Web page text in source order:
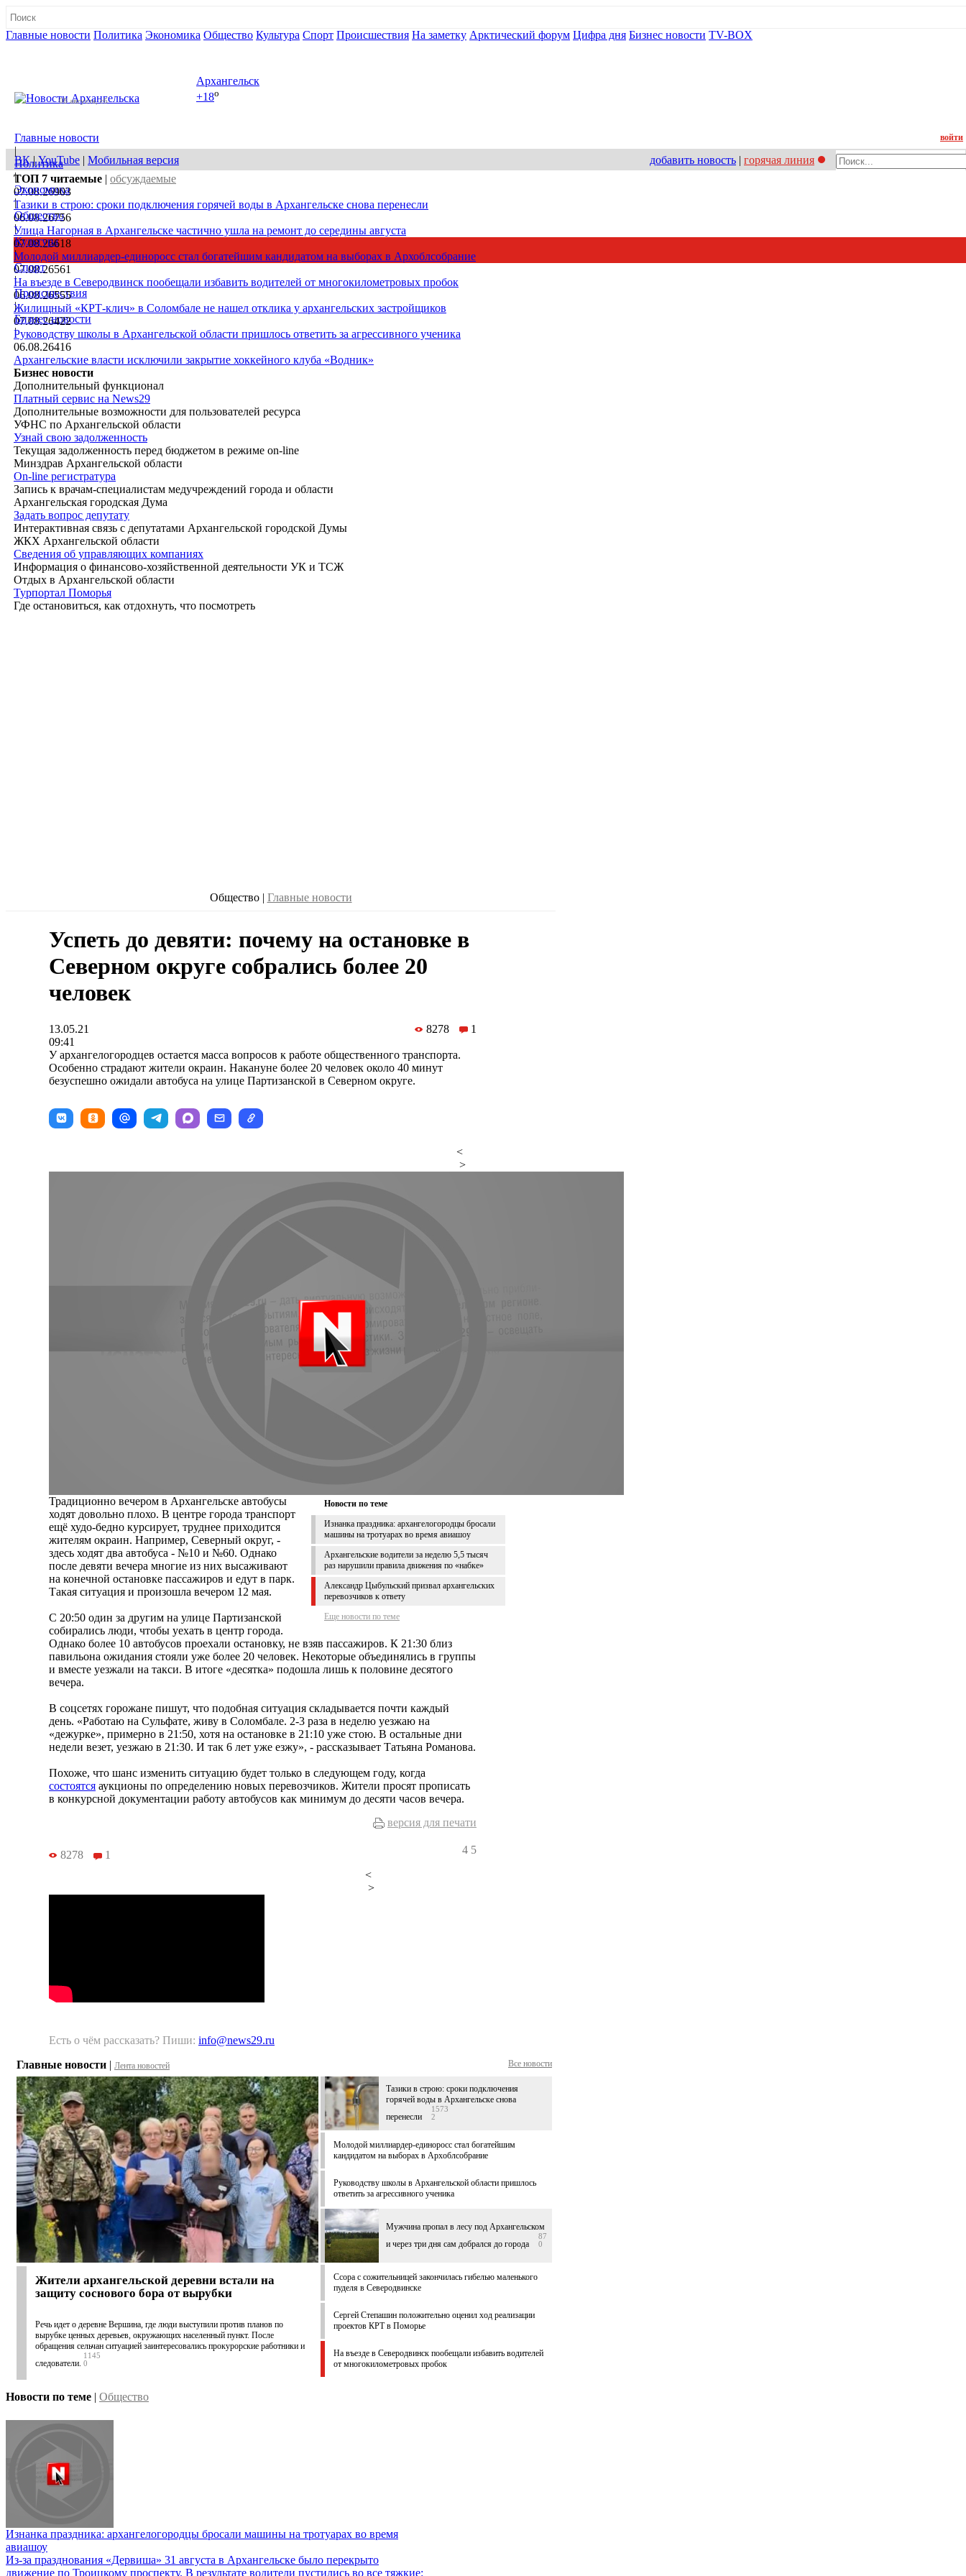
Главные новости Политика Экономика Общество Культура Спорт Происшествия На заметку Арктический форум Цифра дня Бизнес новости TV-BOX
08 августа, сб
Архангельск
+18o
Главные новости
|
Политика
|
Экономика
|
Общество
|
Культура
|
Спорт
|
Происшествия
|
Бизнес новости
|
войти
ВК|YouTube | Мобильная версия добавить новость | горячая линия
ТОП 7 читаемые | обсуждаемые
07.08.26903
Тазики в строю: сроки подключения горячей воды в Архангельске снова перенесли
06.08.26756
Улица Нагорная в Архангельске частично ушла на ремонт до середины августа
07.08.26618
Молодой миллиардер-единоросс стал богатейшим кандидатом на выборах в Архоблсобрание
07.08.26561
На въезде в Северодвинск пообещали избавить водителей от многокилометровых пробок
06.08.26555
Жилищный «КРТ-клич» в Соломбале не нашел отклика у архангельских застройщиков
07.08.26422
Руководству школы в Архангельской области пришлось ответить за агрессивного ученика
06.08.26416
Архангельские власти исключили закрытие хоккейного клуба «Водник»
Бизнес новости
Дополнительный функционал
Платный сервис на News29
Дополнительные возможности для пользователей ресурса
УФНС по Архангельской области
Узнай свою задолженность
Текущая задолженность перед бюджетом в режиме on-line
Минздрав Архангельской области
On-line регистратура
Запись к врачам-специалистам медучреждений города и области
Архангельская городская Дума
Задать вопрос депутату
Интерактивная связь с депутатами Архангельской городской Думы
ЖКХ Архангельской области
Сведения об управляющих компаниях
Информация о финансово-хозяйственной деятельности УК и ТСЖ
Отдых в Архангельской области
Турпортал Поморья
Где остановиться, как отдохнуть, что посмотреть
Общество | Главные новости
Успеть до девяти: почему на остановке в
Северном округе собрались более 20
человек
13.05.21
09:41
8278 1
У архангелогородцев остается масса вопросов к работе общественного транспорта.
Особенно страдают жители окраин. Накануне более 20 человек около 40 минут
безуспешно ожидали автобуса на улице Партизанской в Северном округе.
<
>
Новости по теме
Изнанка праздника: архангелогородцы бросали
машины на тротуарах во время авиашоу
Архангельские водители за неделю 5,5 тысяч
раз нарушили правила движения по «набке»
Александр Цыбульский призвал архангельских
перевозчиков к ответу
Еще новости по теме
Традиционно вечером в Архангельске автобусы
ходят довольно плохо. В центре города транспорт
ещё худо-бедно курсирует, труднее приходится
жителям окраин. Например, Северный округ, -
здесь ходят два автобуса - №10 и №60. Однако
после девяти вечера многие из них высаживают
на конечной остановке пассажиров и едут в парк.
Такая ситуация и произошла вечером 12 мая.
С 20:50 один за другим на улице Партизанской
собирались люди, чтобы уехать в центр города.
Однако более 10 автобусов проехали остановку, не взяв пассажиров. К 21:30 близ
павильона ожидания стояли уже более 20 человек. Некоторые объединялись в группы
и вместе уезжали на такси. В итоге «десятка» подошла лишь к половине десятого
вечера.
В соцсетях горожане пишут, что подобная ситуация складывается почти каждый
день. «Работаю на Сульфате, живу в Соломбале. 2-3 раза в неделю уезжаю на
«дежурке», примерно в 21:50, хотя на остановке в 21:10 уже стою. В остальные дни
недели везет, уезжаю в 21:30. И так 6 лет уже езжу», - рассказывает Татьяна Романова.
Похоже, что шанс изменить ситуацию будет только в следующем году, когда
состоятся аукционы по определению новых перевозчиков. Жители просят прописать
в конкурсной документации работу автобусов как минимум до десяти часов вечера.
версия для печати
8278 1 4 5
<
>
Есть о чём рассказать? Пиши: info@news29.ru
Главные новости | Лента новостей Все новости
Жители архангельской деревни встали на
защиту соснового бора от вырубки
Речь идет о деревне Вершина, где люди выступили против планов по
вырубке ценных деревьев, окружающих населенный пункт. После
обращения сельчан ситуацией заинтересовались прокурорские работники и
следователи.
1145
0
Тазики в строю: сроки подключения
горячей воды в Архангельске снова
перенесли
1573
2
Молодой миллиардер-единоросс стал богатейшим
кандидатом на выборах в Архоблсобрание
Руководству школы в Архангельской области пришлось
ответить за агрессивного ученика
Мужчина пропал в лесу под Архангельском
и через три дня сам добрался до города
87
0
Ссора с сожительницей закончилась гибелью маленького
пуделя в Северодвинске
Сергей Степашин положительно оценил ход реализации
проектов КРТ в Поморье
На въезде в Северодвинск пообещали избавить водителей
от многокилометровых пробок
Новости по теме | Общество
Изнанка праздника: архангелогородцы бросали машины на тротуарах во время
авиашоу
Из-за празднования «Дервиша» 31 августа в Архангельске было перекрыто
движение по Троицкому проспекту. В результате водители пустились во все тяжкие: